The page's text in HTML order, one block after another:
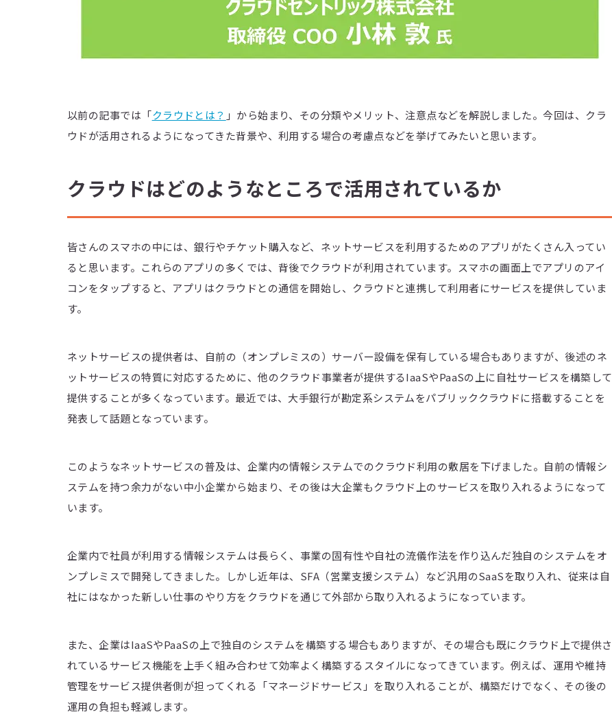
以前の記事では「クラウドとは？ 」から始まり、その分類やメリット、注意点などを解説しました。今回は、クラ
ウドが活用されるようになってきた背景や、利用する場合の考慮点などを挙げてみたいと思います。
クラウドはどのようなところで活用されているか
皆さんのスマホの中には、銀行やチケット購入など、ネットサービスを利用するためのアプリがたくさん入ってい
ると思います。これらのアプリの多くでは、背後でクラウドが利用されています。スマホの画面上でアプリのアイ
コンをタップすると、アプリはクラウドとの通信を開始し、クラウドと連携して利用者にサービスを提供していま
す。
ネットサービスの提供者は、自前の（オンプレミスの）サーバー設備を保有している場合もありますが、後述のネ
ットサービスの特質に対応するために、他のクラウド事業者が提供するIaaSやPaaSの上に自社サービスを構築して
提供することが多くなっています。最近では、大手銀行が勘定系システムをパブリッククラウドに搭載することを
発表して話題となっています。
このようなネットサービスの普及は、企業内の情報システムでのクラウド利用の敷居を下げました。自前の情報シ
ステムを持つ余力がない中小企業から始まり、その後は大企業もクラウド上のサービスを取り入れるようになって
います。
企業内で社員が利用する情報システムは長らく、事業の固有性や自社の流儀作法を作り込んだ独自のシステムをオ
ンプレミスで開発してきました。しかし近年は、SFA（営業支援システム）など汎用のSaaSを取り入れ、従来は自
社にはなかった新しい仕事のやり方をクラウドを通じて外部から取り入れるようになっています。
また、企業はIaaSやPaaSの上で独自のシステムを構築する場合もありますが、その場合も既にクラウド上で提供さ
れているサービス機能を上手く組み合わせて効率よく構築するスタイルになってきています。例えば、運用や維持
管理をサービス提供者側が担ってくれる「マネージドサービス」を取り入れることが、構築だけでなく、その後の
運用の負担も軽減します。